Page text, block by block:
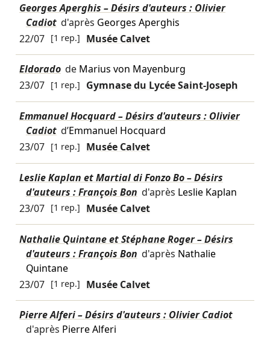
Georges Aperghis – Désirs d'auteurs : Olivier
Cadiot d'après Georges Aperghis
22/07 [1 rep.] Musée Calvet
Eldorado de Marius von Mayenburg
23/07 [1 rep.] Gymnase du Lycée Saint-Joseph
Emmanuel Hocquard – Désirs d'auteurs : Olivier
Cadiot d’Emmanuel Hocquard
23/07 [1 rep.] Musée Calvet
Leslie Kaplan et Martial di Fonzo Bo – Désirs
d'auteurs : François Bon d'après Leslie Kaplan
23/07 [1 rep.] Musée Calvet
Nathalie Quintane et Stéphane Roger – Désirs
d'auteurs : François Bon d'après Nathalie
Quintane
23/07 [1 rep.] Musée Calvet
Pierre Alferi – Désirs d'auteurs : Olivier Cadiot
d'après Pierre Alferi